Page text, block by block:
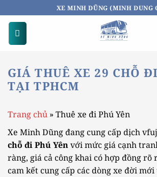
qua
dung
XE MINH DŨNG (MINH DUNG
GIÁ THUÊ XE 29 CHỖ
TẠI TPHCM
Trang chủ »Thuê xe đi Phú Yên
Xe Minh Dũng đang cung cấp dịch
chỗ đi Phú Yênvới mức giá cạnh
ràng, giá cả công khai có hợp đồng rõ
cam kết cung cấp các dòng xe đời